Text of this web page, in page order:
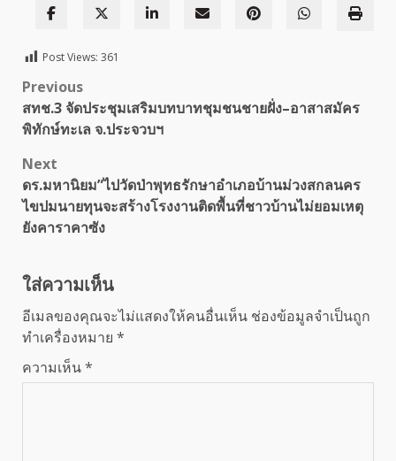
Post Views: 361
Post
navigation
Previous
สทช.3 จัดประชุมเสริมบทบาทชุมชนชายฝั่ง–อาสาสมัคร
พิทักษ์ทะเล จ.ประจวบฯ
Next
ดร.มหานิยม”ไปวัดป่าพุทธรักษาอำเภอบ้านม่วงสกลนคร
ไขปมนายทุนจะสร้างโรงงานติดพื้นที่ชาวบ้านไม่ยอมเหตุ
ยังคาราคาซัง
ใส่ความเห็น
อีเมลของคุณจะไม่แสดงให้คนอื่นเห็น ช่องข้อมูลจำเป็นถูก
ทำเครื่องหมาย *
ความเห็น*